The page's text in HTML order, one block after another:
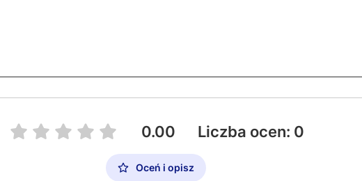
0.00 Liczba ocen: 0
Oceń i opisz